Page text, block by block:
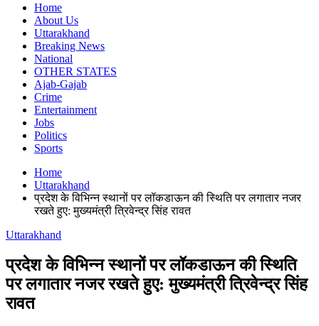
Home
About Us
Uttarakhand
Breaking News
National
OTHER STATES
Ajab-Gajab
Crime
Entertainment
Jobs
Politics
Sports
Home
Uttarakhand
प्रदेश के विभिन्न स्थानों पर लॉकडाऊन की स्थिति पर लगातार नजर
रखते हुए: मुख्यमंत्री त्रिवेन्द्र सिंह रावत
Uttarakhand
प्रदेश के विभिन्न स्थानों पर लॉकडाऊन की स्थिति
पर लगातार नजर रखते हुए: मुख्यमंत्री त्रिवेन्द्र सिंह
रावत